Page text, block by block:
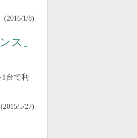
(2016/1/8)
ス」
台で利
(2015/5/27)